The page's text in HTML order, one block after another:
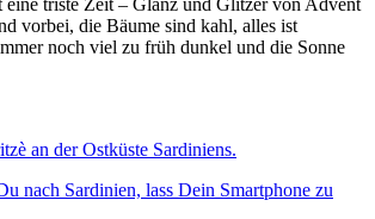
eine triste Zeit – Glanz und Glitzer von Advent
vorbei, die Bäume sind kahl, alles ist
noch viel zu früh dunkel und die Sonne
nach Sardinien, lass Dein Smartphone zu